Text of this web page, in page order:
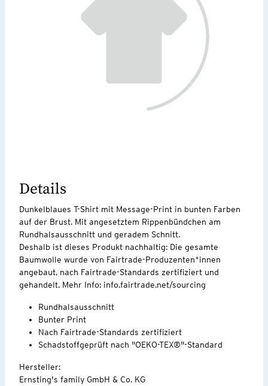
Details
Dunkelblaues T-Shirt mit Message-Print in bunten Farben
auf der Brust. Mit angesetztem Rippenbündchen am
Rundhalsausschnitt und geradem Schnitt.
Deshalb ist dieses Produkt nachhaltig: Die gesamte
Baumwolle wurde von Fairtrade-Produzenten*innen
angebaut, nach Fairtrade-Standards zertifiziert und
gehandelt. Mehr Info: info.fairtrade.net/sourcing
Rundhalsausschnitt
Bunter Print
Nach Fairtrade-Standards zertifiziert
Schadstoffgeprüft nach "OEKO-TEX®"-Standard
Hersteller:
Ernsting's family GmbH & Co. KG